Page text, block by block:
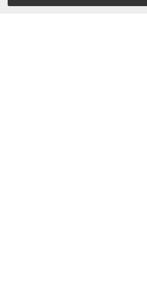
Visão, Missão e Valores